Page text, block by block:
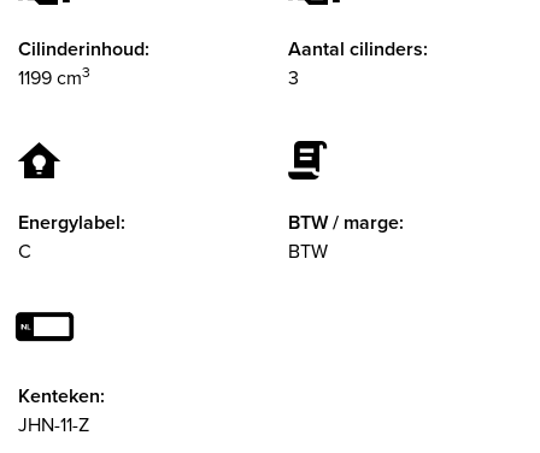
Cilinderinhoud:
1199 cm3
Aantal cilinders:
3
Energylabel:
C
BTW / marge:
BTW
Kenteken:
JHN-11-Z